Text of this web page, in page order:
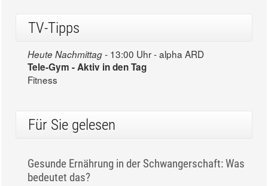
TV-Tipps
Heute Nachmittag - 13:00 Uhr - alpha ARD
Tele-Gym - Aktiv in den Tag
Fitness
Für Sie gelesen
Gesunde Ernährung in der Schwangerschaft: Was
bedeutet das?